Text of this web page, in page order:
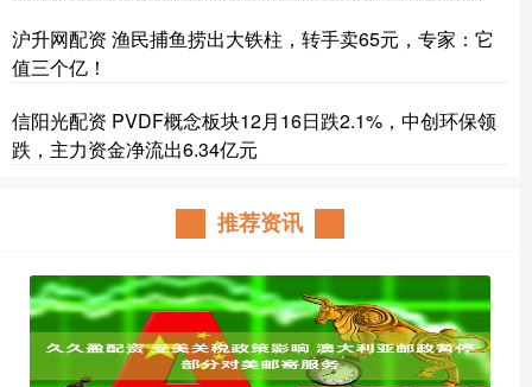
沪升网配资 渔民捕鱼捞出大铁柱，转手卖65元，专家：它
值三个亿！
信阳光配资 PVDF概念板块12月16日跌2.1%，中创环保领
跌，主力资金净流出6.34亿元
推荐资讯